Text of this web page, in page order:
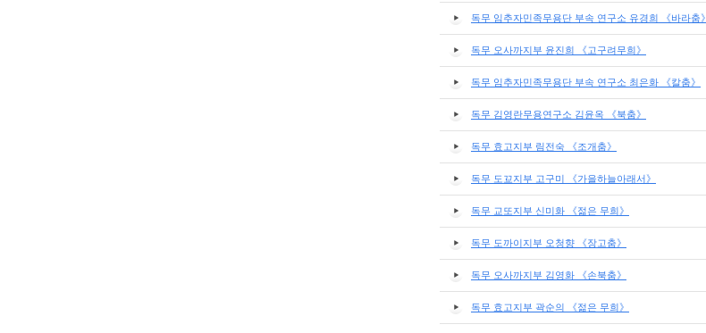
독무 임추자민족무용단 부속 연구소 유경희 《바라춤》
독무 오사까지부 윤진희 《고구려무희》
독무 임추자민족무용단 부속 연구소 최은화 《칼춤》
독무 김영란무용연구소 김윤옥 《북춤》
독무 효고지부 림전숙 《조개춤》
독무 도꾜지부 고구미 《가을하늘아래서》
독무 교또지부 신미화 《젊은 무희》
독무 도까이지부 오청향 《장고춤》
독무 오사까지부 김영화 《손북춤》
독무 효고지부 곽순의 《젊은 무희》